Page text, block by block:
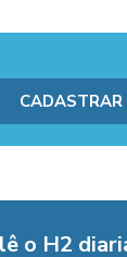
o H2